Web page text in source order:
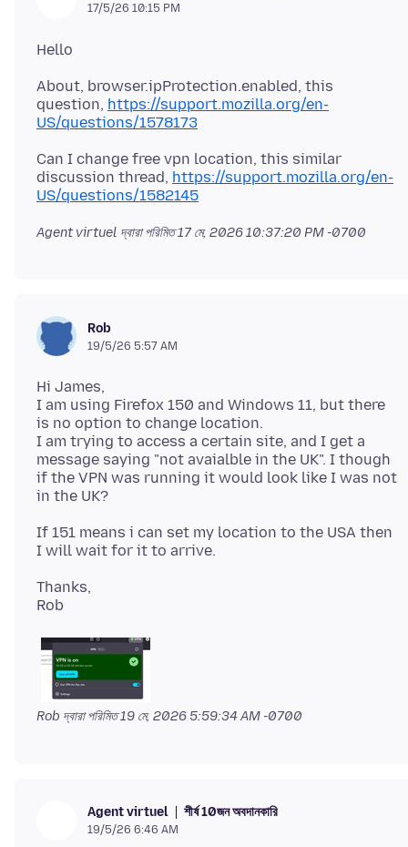
17/5/26 10:15 PM
About, browser.ipProtection.enabled, this
question, https://support.mozilla.org/en-
US/questions/1578173
Can I change free vpn location, this similar
discussion thread, https://support.mozilla.org/en-
US/questions/1582145
Agent virtuel দ্বারা পরিমিত17 মে, 2026 10:37:20 PM -0700
Rob
19/5/26 5:57 AM
Hi James,
I am using Firefox 150 and Windows 11, but there
is no option to change location.
I am trying to access a certain site, and I get a
message saying "not avaialble in the UK". I though
if the VPN was running it would look like I was not
If 151 means i can set my location to the USA then
Thanks,
Rob দ্বারা পরিমিত19 মে, 2026 5:59:34 AM -0700
Agent virtuel শীর্ষ 10জন অবদানকারি
19/5/26 6:46 AM